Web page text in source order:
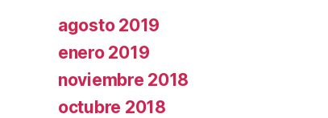
agosto 2019
enero 2019
noviembre 2018
octubre 2018